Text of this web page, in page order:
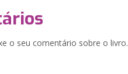
o seu comentário sobre o livro.